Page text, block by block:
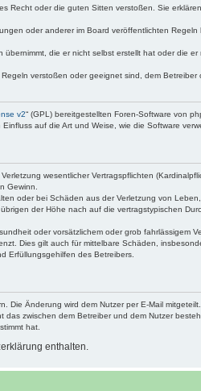
Recht oder die guten Sitten verstoßen. Sie
oder anderer im Board veröffentlichten
die er nicht selbst erstellt hat oder die
verstoßen oder geeignet sind, dem Betreiber
v2“ (GPL) bereitgestellten Foren-Software von
auf die Art und Weise, wie die Software
wesentlicher Vertragspflichten
Gewinn.
oder bei Schäden aus der Verletzung von
der Höhe nach auf die vertragstypischen
oder vorsätzlichem oder grob fahrlässigem
Dies gilt auch für mittelbare Schäden,
Erfüllungsgehilfen des Betreibers.
Die Änderung wird dem Nutzer per E-Mail mitgeteilt.
zwischen dem Betreiber und dem Nutzer
hat.
enthalten.